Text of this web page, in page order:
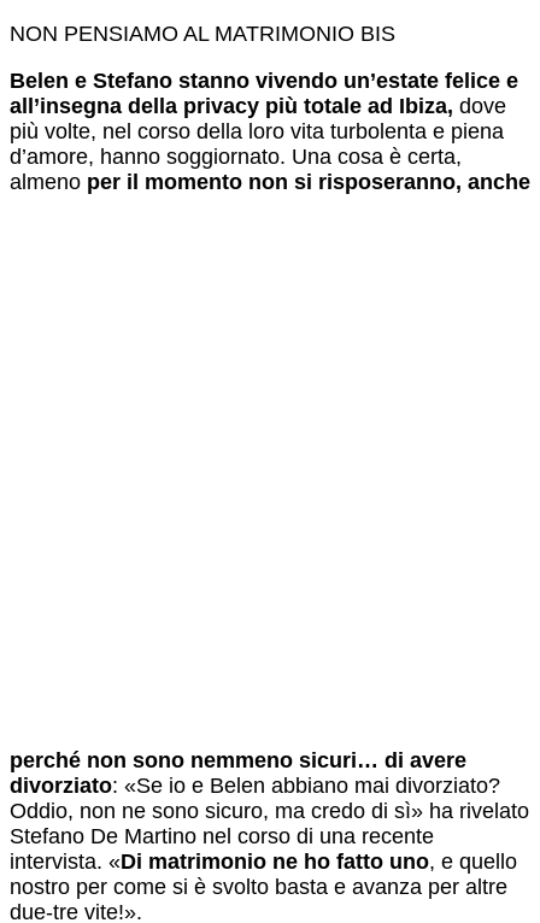
NON PENSIAMO AL MATRIMONIO BIS
Belen e Stefano stanno vivendo un’estate felice e
all’insegna della privacy più totale ad Ibiza, dove
più volte, nel corso della loro vita turbolenta e piena
d’amore, hanno soggiornato. Una cosa è certa,
almeno per il momento non si risposeranno, anche
perché non sono nemmeno sicuri… di avere
divorziato: «Se io e Belen abbiano mai divorziato?
Oddio, non ne sono sicuro, ma credo di sì» ha rivelato
Stefano De Martino nel corso di una recente
intervista. «Di matrimonio ne ho fatto uno, e quello
nostro per come si è svolto basta e avanza per altre
due-tre vite!».